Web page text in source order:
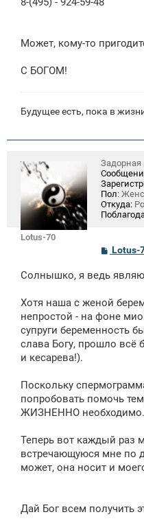
Может, кому-то
С БОГОМ!
Будущее есть, пока в
Lotus-70
Задорная
Пол:
Откуда:
С
б
е
н
и
Lotus-
Солнышко, я ведь
Хотя наша с женой
непростой - на фоне
супруги беременность
слава Богу, прошло всё
и кесарева!).
Поскольку
попробовать помочь
ЖИЗНЕННО необходимо.
Теперь вот каждый раз
встречающуюся мне по
может, она носит и
Дай Бог всем получить